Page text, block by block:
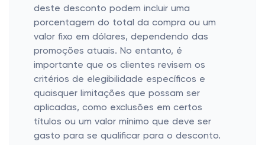
deste desconto podem incluir uma
porcentagem do total da compra ou um
valor fixo em dólares, dependendo das
promoções atuais. No entanto, é
importante que os clientes revisem os
critérios de elegibilidade específicos e
quaisquer limitações que possam ser
aplicadas, como exclusões em certos
títulos ou um valor mínimo que deve ser
gasto para se qualificar para o desconto.